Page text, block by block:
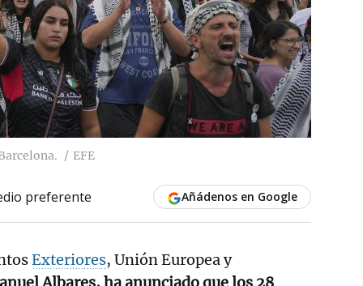
EFE
preferente Añádenos en Google
Exteriores, Unión Europea y
Albares, ha anunciado que los 28